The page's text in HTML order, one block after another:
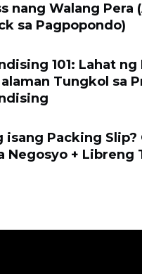
nang Walang Pera
sa Pagpopondo)
101: Lahat ng
Tungkol sa
isang Packing Slip?
Negosyo + Libreng